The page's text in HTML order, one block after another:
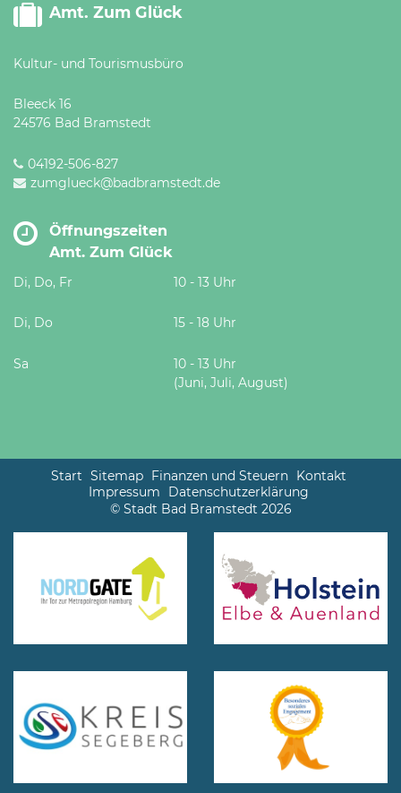
Amt. Zum Glück
Kultur- und Tourismusbüro
Bleeck 16
24576 Bad Bramstedt
04192-506-827
zumglueck@badbramstedt.de
Öffnungszeiten
Amt. Zum Glück
Di, Do, Fr 10 - 13 Uhr
Di, Do 15 - 18 Uhr
Sa
10 - 13 Uhr
(Juni, Juli, August)
Start Sitemap Finanzen und Steuern Kontakt
Impressum
Datenschutzerklärung
© Stadt Bad Bramstedt 2026